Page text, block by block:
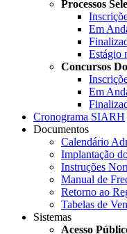
Processos
Em
Estágio
Concursos
Em
Cronograma SIARH
Documentos
Calendário
Implantação
Instruções
Manual de
Retorno ao
Tabelas de
Sistemas
Acesso